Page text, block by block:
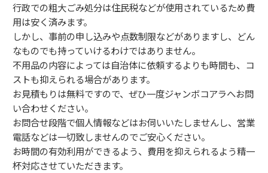
行政での粗大ごみ処分は住民税などが使用されているため費
用は安く済みます。
しかし、事前の申し込みや点数制限などがありますし、どん
なものでも持っていけるわけではありません。
不用品の内容によっては自治体に依頼するよりも時間も、コ
ストも抑えられる場合があります。
お見積もりは無料ですので、ぜひ一度ジャンボコアラへお問
い合わせください。
お問合せ段階で個人情報などはお伺いいたしませんし、営業
電話などは一切致しませんのでご安心ください。
お時間の有効利用ができるよう、費用を抑えられるよう精一
杯対応させていただきます。